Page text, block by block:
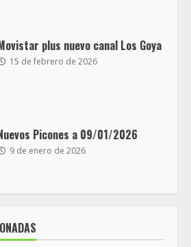
plus nuevo canal Los Goya
15 de febrero de 2026
Picones a 09/01/2026
9 de enero de 2026